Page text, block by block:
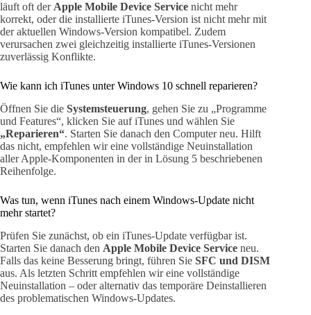
läuft oft der Apple Mobile Device Service nicht mehr
korrekt, oder die installierte iTunes-Version ist nicht mehr mit
der aktuellen Windows-Version kompatibel. Zudem
verursachen zwei gleichzeitig installierte iTunes-Versionen
zuverlässig Konflikte.
Wie kann ich iTunes unter Windows 10 schnell reparieren?
Öffnen Sie die Systemsteuerung, gehen Sie zu „Programme
und Features“, klicken Sie auf iTunes und wählen Sie
„Reparieren“. Starten Sie danach den Computer neu. Hilft
das nicht, empfehlen wir eine vollständige Neuinstallation
aller Apple-Komponenten in der in Lösung 5 beschriebenen
Reihenfolge.
Was tun, wenn iTunes nach einem Windows-Update nicht
mehr startet?
Prüfen Sie zunächst, ob ein iTunes-Update verfügbar ist.
Starten Sie danach den Apple Mobile Device Service neu.
Falls das keine Besserung bringt, führen Sie SFC und DISM
aus. Als letzten Schritt empfehlen wir eine vollständige
Neuinstallation – oder alternativ das temporäre Deinstallieren
des problematischen Windows-Updates.